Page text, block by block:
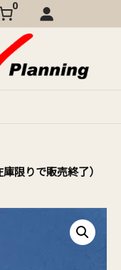
0
限りで販売終了）